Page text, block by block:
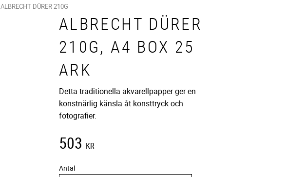
ALBRECHT DÜRER 210G
ALBRECHT DÜRER
210G, A4 BOX 25
ARK
Detta traditionella akvarellpapper ger en
konstnärlig känsla åt konsttryck och
fotografier.
503 KR
Antal